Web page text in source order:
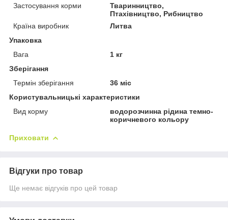
Застосування корми
Тваринництво,
Птахівництво, Рибництво
Країна виробник
Литва
Упаковка
Вага
1 кг
Зберігання
Термін зберігання
36 міс
Користувальницькі характеристики
Вид корму
водорозчинна рідина темно-
коричневого кольору
Приховати
Відгуки про товар
Ще немає відгуків про цей товар